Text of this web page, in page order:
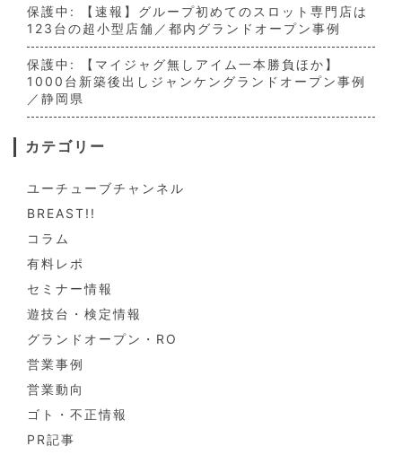
保護中: 【速報】グループ初めてのスロット専門店は
123台の超小型店舗／都内グランドオープン事例
保護中: 【マイジャグ無しアイム一本勝負ほか】
1000台新築後出しジャンケングランドオープン事例
／静岡県
カテゴリー
ユーチューブチャンネル
BREAST!!
コラム
有料レポ
セミナー情報
遊技台・検定情報
グランドオープン・RO
営業事例
営業動向
ゴト・不正情報
PR記事